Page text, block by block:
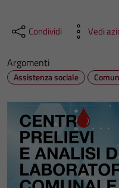
Condividi Vedi
Argomenti
Assistenza sociale